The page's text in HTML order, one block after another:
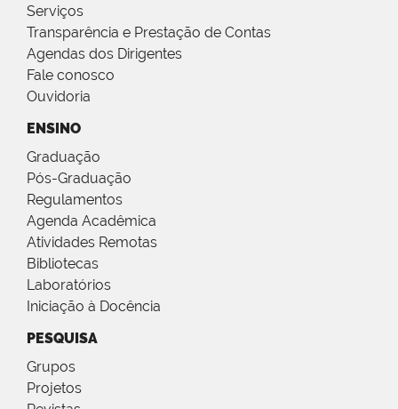
Serviços
Transparência e Prestação de Contas
Agendas dos Dirigentes
Fale conosco
Ouvidoria
ENSINO
Graduação
Pós-Graduação
Regulamentos
Agenda Acadêmica
Atividades Remotas
Bibliotecas
Laboratórios
Iniciação à Docência
PESQUISA
Grupos
Projetos